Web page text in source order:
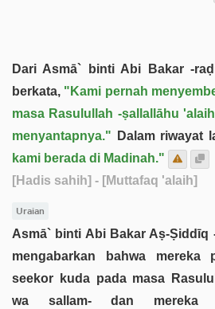
Dari Asmā` binti Abi Bakar -
berkata, "Kami pernah
masa Rasulullah -ṣallallāhu
menyantapnya." Dalam riwayat
kami berada di Madinah."
[Hadis sahih] - [Muttafaq 'alaih]
Uraian
Asmā` binti Abi Bakar Aṣ-Ṣiddīq
mengabarkan bahwa mereka
seekor kuda pada masa
wa sallam- dan mereka